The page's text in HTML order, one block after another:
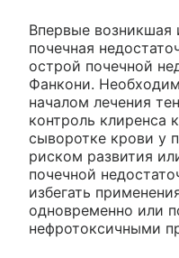
Впервые
почечная
острой почечной
Фанкони.
началом лечения
контроль клиренса
сыворотке крови у
риском развития
почечной
избегать
одновременно или
нефротоксичными